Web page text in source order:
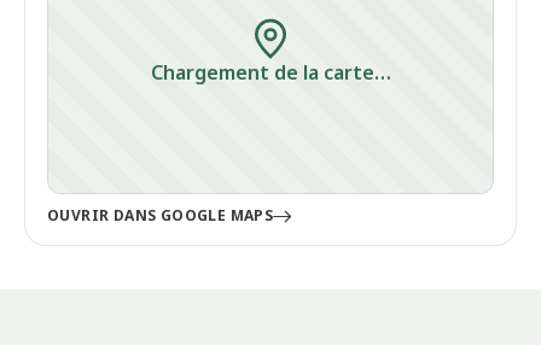
Chargement de la carte…
OUVRIR DANS GOOGLE MAPS